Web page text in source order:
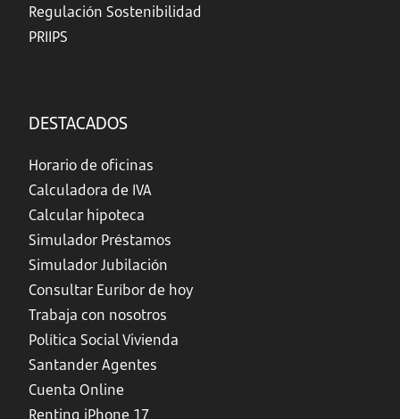
Regulación Sostenibilidad
PRIIPS
DESTACADOS
Horario de oficinas
Calculadora de IVA
Calcular hipoteca
Simulador Préstamos
Simulador Jubilación
Consultar Euríbor de hoy
Trabaja con nosotros
Política Social Vivienda
Santander Agentes
Cuenta Online
Renting iPhone 17